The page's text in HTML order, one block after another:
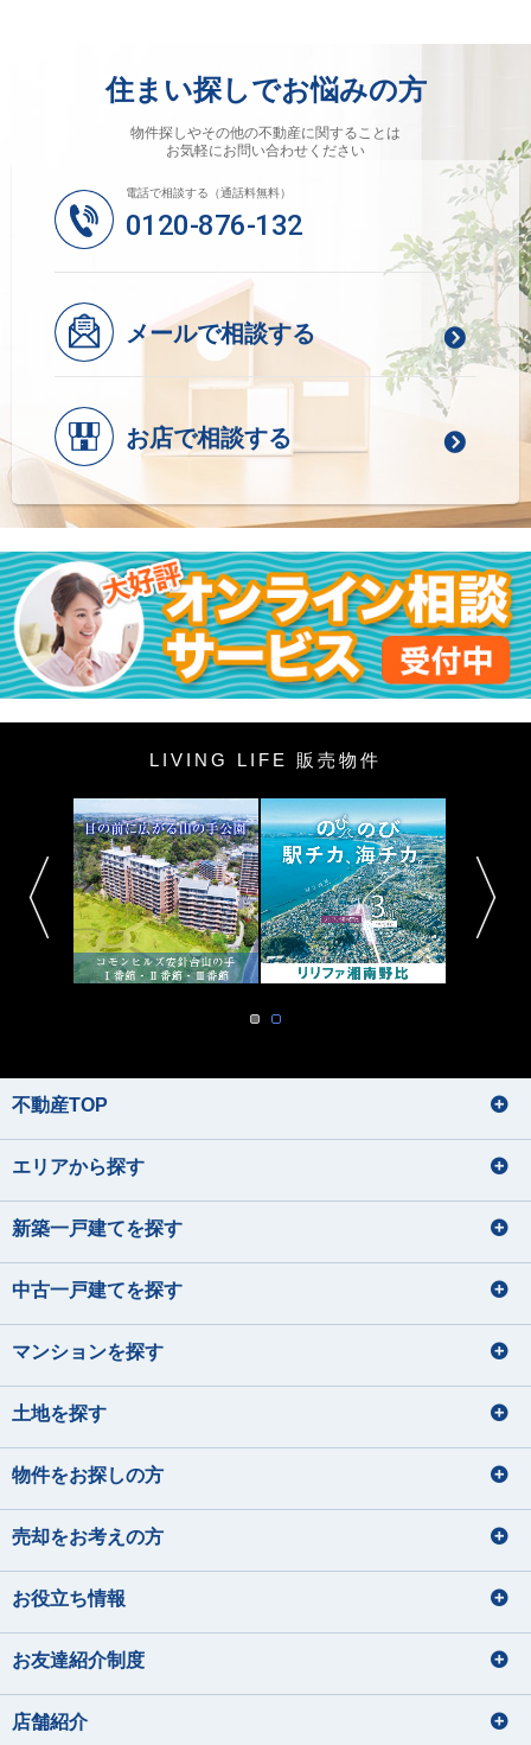
住まい探しでお悩みの方
物件探しやその他の不動産に関することは
お気軽にお問い合わせください
電話で相談する（通話料無料）
0120-876-132
メールで相談する
お店で相談する
LIVING LIFE 販売物件
不動産TOP
エリアから探す
新築一戸建てを探す
中古一戸建てを探す
マンションを探す
土地を探す
物件をお探しの方
売却をお考えの方
お役立ち情報
お友達紹介制度
店舗紹介